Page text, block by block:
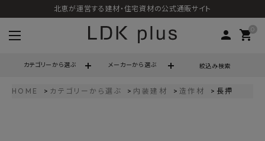
北恵が運営する建材・住宅資材の公式通販サイト
person 0
shopping_cart
カテゴリーから選ぶ メーカーから選ぶ 絞込み検索
HOME カテゴリーから選ぶ 内装建材 造作材 長押